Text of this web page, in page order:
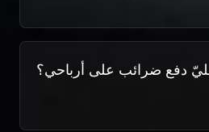
دفع ضرائب على أرباحي؟